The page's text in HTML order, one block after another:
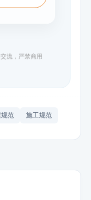
流，严禁商用
范 施工规范